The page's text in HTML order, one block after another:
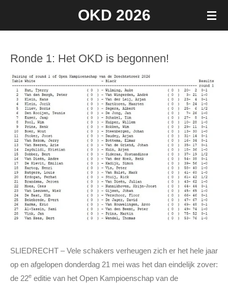
de
OKD 2026
Ronde 1: Het OKD is begonnen!
SLIEDRECHT – Vele schakers verheugen zich er het hele jaar
op en afgelopen donderdag 21 mei was het dan eindelijk zover:
de 22e editie van het Open Kampioenschap van de